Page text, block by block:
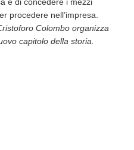
e di concedere i mezzi
procedere nell’impresa.
Colombo organizza
capitolo della storia.